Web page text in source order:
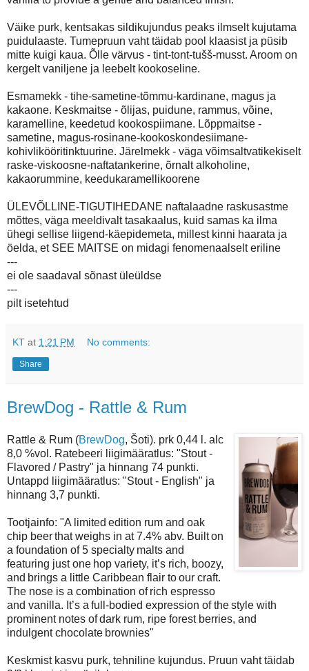
Väike purk, kentsakas sildikujundus peaks ilmselt kujutama
puidulaaste. Tumepruun vaht täidab pool klaasist ja püsib
mitte kuigi kaua. Õlle värvus - tint-tont-tušš-musst. Aroom on
kergelt vaniljene ja leebelt kookoseline.
Esmamekk - tihe-sametine-tõmmu-kardinane, magus ja
kakaone. Keskmaitse - õlijas, puidune, rammus, võine,
karamelline, keedetud kookospiimane. Lõppmaitse -
sametine, magus-rosinane-kookoskondesiimane-
kohivlikööritinktuurine. Järelmekk - väga võimsaltvatikekiselt
raske-viskoosne-naftatankerine, õrnalt alkoholine,
kakaorummine, keedukaramellikoorene
ÜLEVÕLLINE-TIGUTIHEDANE naftalaadne raskusastme
mõttes, väga meeldivalt tasakaalus, kuid samas ka ilma
ühegi sellise liigend-käepidemeta, millest kinni haarata ja
öelda, et SEE MAITSE on midagi fenomenaalselt eriline
---
ei ole saadaval sõnast üleüldse
---
pilt isetehtud
KT at 1:21 PM No comments:
Share
BrewDog - Rattle & Rum
Rattle & Rum (BrewDog, Šoti). prk 0,44 l. alc
8,0 %vol. Ratebeeri liigimääratlus: "Stout -
Flavored / Pastry" ja hinnang 74 punkti.
Untappd liigimääratlus: "Stout - English" ja
hinnang 3,7 punkti.
Tootjainfo: "A limited edition rum and oak
chip beer that weighs in at 7.4% abv. Built on
a foundation of 5 specialty malts and
featuring just one hop variety, it’s rich, boozy,
and brings a little Caribbean flair to our craft.
The nose is a combination of rich espresso
and vanilla. It’s a full-bodied expression of the style with
prominent notes of dark rum, ripe forest berries, and
indulgent chocolate brownies"
Keskmist kasvu purk, tehniline kujundus. Pruun vaht täidab